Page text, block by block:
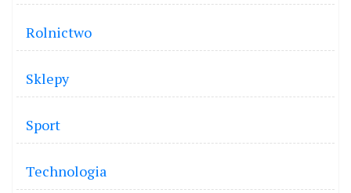
Rolnictwo
Sklepy
Sport
Technologia